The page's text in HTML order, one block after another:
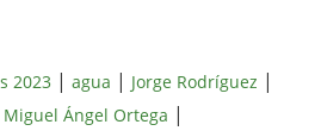
2023 | agua | Jorge Rodríguez |
Miguel Ángel Ortega |